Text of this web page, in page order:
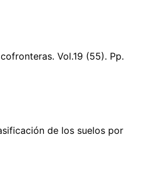
Vol.19 (55). Pp.
de los suelos por